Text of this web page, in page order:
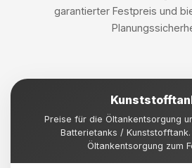
garantierter Festpreis und
Preise für die Öltankentsorgung
Batterietanks /
Öltankentsorgung zum